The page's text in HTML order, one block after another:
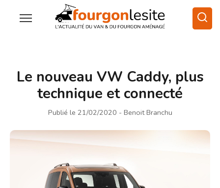
Le nouveau VW Caddy, plus
technique et connecté
Publié le 21/02/2020 - Benoit Branchu